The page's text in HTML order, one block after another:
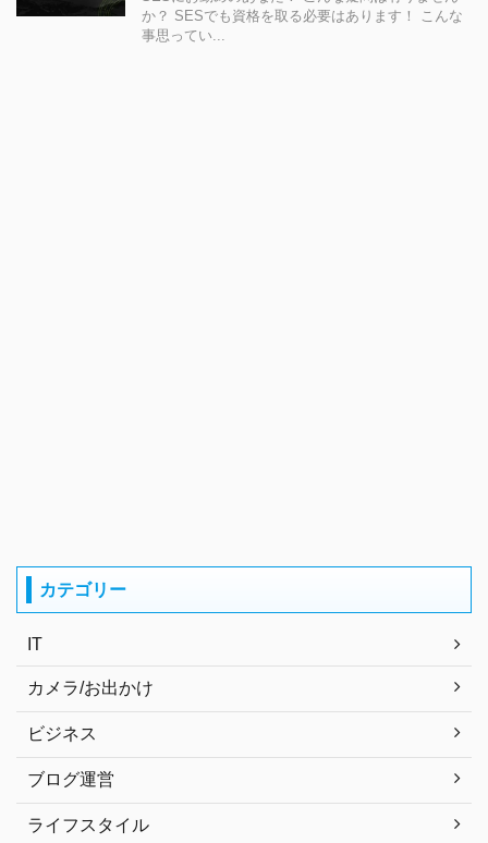
か？ SESでも資格を取る必要はあります！ こんな
事思ってい...
カテゴリー
IT
カメラ/お出かけ
ビジネス
ブログ運営
ライフスタイル